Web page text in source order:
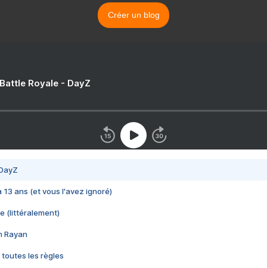
Créer un blog
Royale - DayZ
13 ans (et vous l'avez ignoré)
(littéralement)
Rayan
toutes les règles